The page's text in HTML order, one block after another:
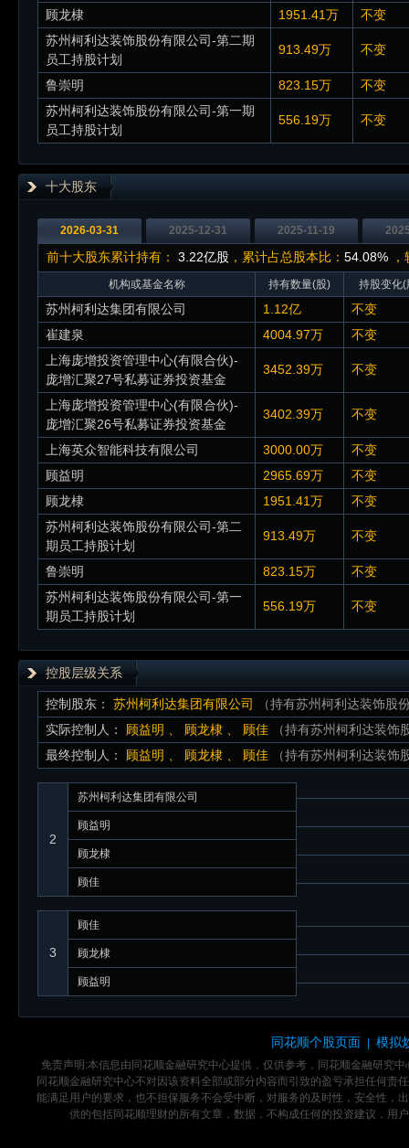
顾龙棣
1951.41万
不变
苏州柯利达装饰股份有限公司-第二期
员工持股计划
913.49万 不变
鲁崇明 823.15万
不变
苏州柯利达装饰股份有限公司-第一期
员工持股计划
556.19万 不变
十大股东
2026-03-31 2025-12-31 2025-11-19
前十大股东累计持有： 3.22亿股 ，累计占总股本比： 54.08%
机构或基金名称 持有数量(股) 持股变化(
苏州柯利达集团有限公司 1.12亿
不变
崔建泉
4004.97万
不变
上海庞增投资管理中心(有限合伙)-
庞增汇聚27号私募证券投资基金
3452.39万 不变
上海庞增投资管理中心(有限合伙)-
庞增汇聚26号私募证券投资基金
3402.39万 不变
上海英众智能科技有限公司 3000.00万
不变
顾益明
2965.69万
不变
顾龙棣
1951.41万
不变
苏州柯利达装饰股份有限公司-第二
期员工持股计划
913.49万 不变
鲁崇明 823.15万
不变
苏州柯利达装饰股份有限公司-第一
期员工持股计划
556.19万 不变
控股层级关系
控制股东： 苏州柯利达集团有限公司
（持有苏州柯利达装饰股
实际控制人：
顾益明 顾龙棣 顾佳
（持有苏州柯利达装
最终控制人：
顾益明 顾龙棣 顾佳 （持有苏州柯利达装
2
苏州柯利达集团有限公司
顾益明
顾龙棣
顾佳
3
顾佳
顾龙棣
顾益明
同花顺个股页面 模拟
免责声明:本信息由同花顺金融研究中心提供，仅供参考，同花顺金融研究
同花顺金融研究中心不对因该资料全部或部分内容而引致的盈亏承担任何
能满足用户的要求，也不担保服务不会受中断，对服务的及时性，安全性，
供的包括同花顺理财的所有文章，数据，不构成任何的投资建议，用